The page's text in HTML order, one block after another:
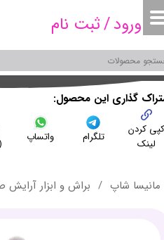
ورود/ثبت نامحساب کاربری من
تغییر گذر واژه
سفارشات
خروج از حساب کاربری
مانیسا شاپ براش و ابزار
کردن
لینک
تلگرام واتساپ
گذاری این محصول